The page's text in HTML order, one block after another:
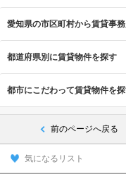
愛知県の市区町村から賃貸事
都道府県別に賃貸物件を探す
都市にこだわって賃貸物件を
前のページへ戻る
気になるリスト